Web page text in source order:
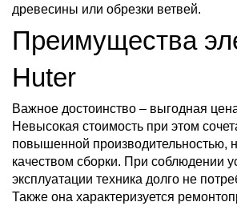
древесины или обрезки ветвей.
Преимущества
Huter
Важное достоинство – выгодная
Невысокая стоимость при этом
повышенной производительностью,
качеством сборки. При соблюдении
эксплуатации техника долго не
Также она характеризуется